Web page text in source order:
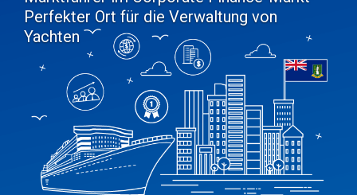
Perfekter Ort für die Verwaltung von
Yachten